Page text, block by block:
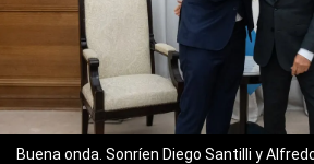
Buena onda. Sonríen Diego Santilli y